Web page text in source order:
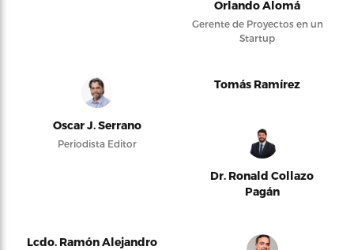
Orlando Alomá
Gerente de Proyectos en un
Startup
Oscar J. Serrano
Periodista Editor
Tomás Ramírez
Dr. Ronald Collazo
Pagán
Lcdo. Ramón Alejandro